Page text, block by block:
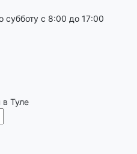
субботу с 8:00 до 17:00
Туле